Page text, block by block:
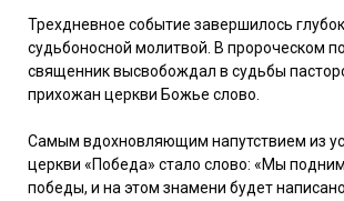
Трехдневное событие завершилось
судьбоносной молитвой. В пророческом
священник высвобождал в судьбы
прихожан церкви Божье слово.
Самым вдохновляющим напутствием из
церкви «Победа» стало слово: «Мы
победы, и на этом знамени будет